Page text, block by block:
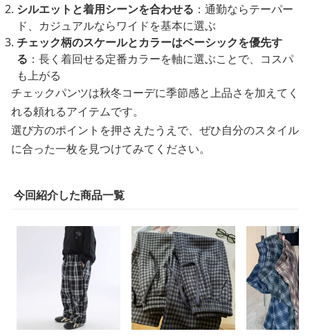
シルエットと着用シーンを合わせる ：通勤ならテーパー
ド、カジュアルならワイドを基本に選ぶ
チェック柄のスケールとカラーはベーシックを優先す
る ：長く着回せる定番カラーを軸に選ぶことで、コスパ
も上がる
チェックパンツは秋冬コーデに季節感と上品さを加えてく
れる頼れるアイテムです。
選び方のポイントを押さえたうえで、ぜひ自分のスタイル
に合った一枚を見つけてみてください。
今回紹介した商品一覧